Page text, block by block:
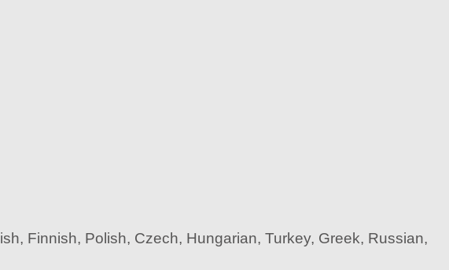
Finnish, Polish, Czech, Hungarian, Turkey, Greek, Russian,